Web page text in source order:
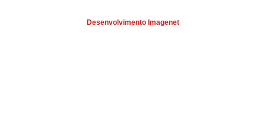
Desenvolvimento Imagenet